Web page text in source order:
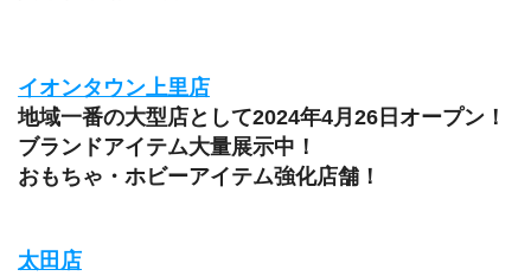
イオンタウン上里店
地域一番の大型店として2024年4月26日オープン！
ブランドアイテム大量展示中！
おもちゃ・ホビーアイテム強化店舗！
太田店